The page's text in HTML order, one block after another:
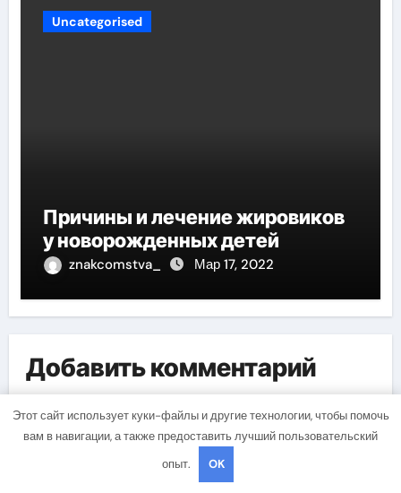
Uncategorised
Причины и лечение жировиков
у новорожденных детей
znakcomstva_ Мар 17, 2022
Добавить комментарий
авторизоваться
Этот сайт использует куки-файлы и другие технологии, чтобы помочь
вам в навигации, а также предоставить лучший пользовательский
опыт.
OK